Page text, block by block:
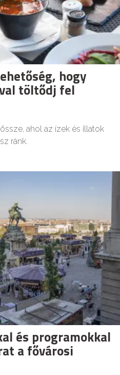
hogy
töltődj fel
ahol az ízek és illatok
ránk.
és programokkal
a fővárosi